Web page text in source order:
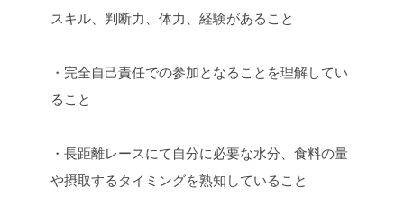
スキル、判断力、体力、経験があること
・完全自己責任での参加となることを理解してい
ること
・長距離レースにて自分に必要な水分、食料の量
や摂取するタイミングを熟知していること